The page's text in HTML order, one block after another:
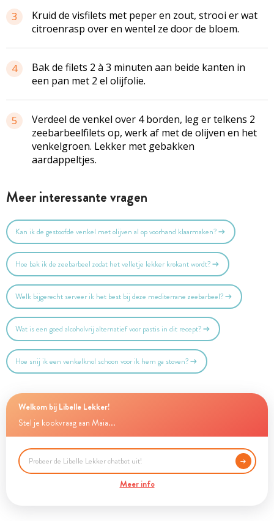
3 Kruid de visfilets met peper en zout, strooi er wat
citroenrasp over en wentel ze door de bloem.
4
Bak de filets 2 à 3 minuten aan beide kanten in
een pan met 2 el olijfolie.
5
Verdeel de venkel over 4 borden, leg er telkens 2
zeebarbeelfilets op, werk af met de olijven en het
venkelgroen. Lekker met gebakken
aardappeltjes.
Meer interessante vragen
Kan ik de gestoofde venkel met olijven al op voorhand klaarmaken?
Hoe bak ik de zeebarbeel zodat het velletje lekker krokant wordt?
Welk bijgerecht serveer ik het best bij deze mediterrane zeebarbeel?
Wat is een goed alcoholvrij alternatief voor pastis in dit recept?
Hoe snij ik een venkelknol schoon voor ik hem ga stoven?
Welkom bij Libelle Lekker!
Stel je kookvraag aan Maia...
Meer info